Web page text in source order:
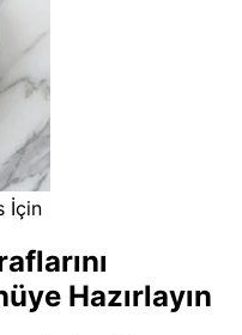
İçin
Hazırlayın